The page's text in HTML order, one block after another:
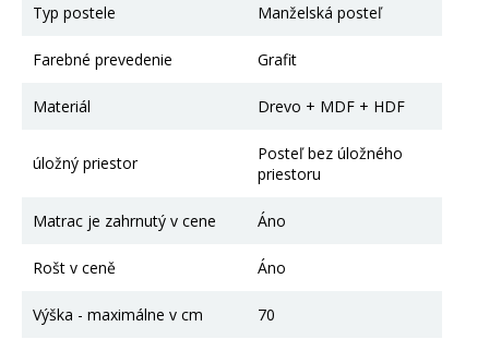
Typ postele Manželská posteľ
Farebné prevedenie Grafit
Materiál Drevo + MDF + HDF
úložný priestor
Posteľ bez úložného
priestoru
Matrac je zahrnutý v cene Áno
Rošt v ceně Áno
Výška - maximálne v cm 70